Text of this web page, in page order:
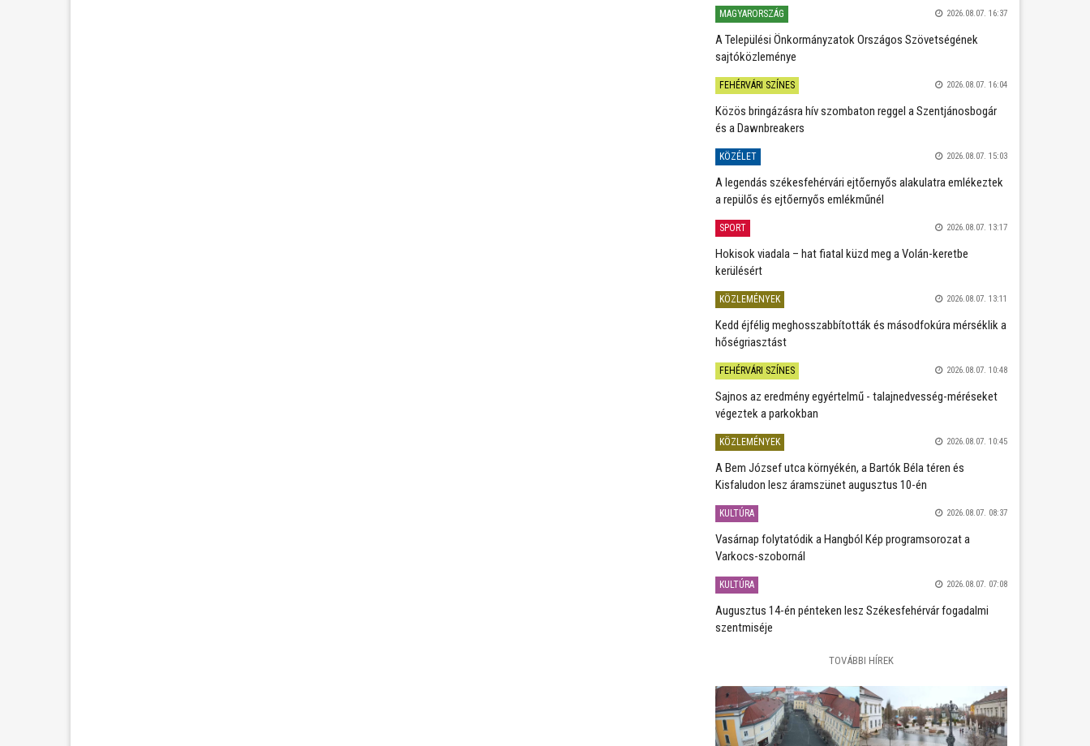
MAGYARORSZÁG 2026.08.07. 16:37
A Települési Önkormányzatok Országos Szövetségének
sajtóközleménye
FEHÉRVÁRI SZÍNES 2026.08.07. 16:04
Közös bringázásra hív szombaton reggel a Szentjánosbogár
és a Dawnbreakers
KÖZÉLET 2026.08.07. 15:03
A legendás székesfehérvári ejtőernyős alakulatra emlékeztek
a repülős és ejtőernyős emlékműnél
SPORT 2026.08.07. 13:17
Hokisok viadala – hat fiatal küzd meg a Volán-keretbe
kerülésért
KÖZLEMÉNYEK 2026.08.07. 13:11
Kedd éjfélig meghosszabbították és másodfokúra mérséklik a
hőségriasztást
FEHÉRVÁRI SZÍNES 2026.08.07. 10:48
Sajnos az eredmény egyértelmű - talajnedvesség-méréseket
végeztek a parkokban
KÖZLEMÉNYEK 2026.08.07. 10:45
A Bem József utca környékén, a Bartók Béla téren és
Kisfaludon lesz áramszünet augusztus 10-én
KULTÚRA 2026.08.07. 08:37
Vasárnap folytatódik a Hangból Kép programsorozat a
Varkocs-szobornál
KULTÚRA 2026.08.07. 07:08
Augusztus 14-én pénteken lesz Székesfehérvár fogadalmi
szentmiséje
TOVÁBBI HÍREK